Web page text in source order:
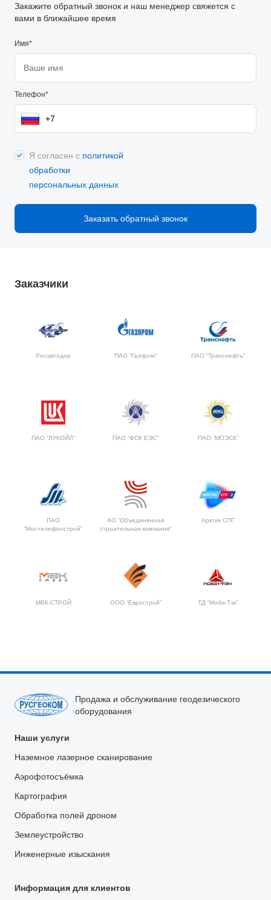
Закажите обратный звонок и наш менеджер свяжется с
вами в ближайшее время
Имя*
Телефон*
Я согласен с политикой
обработки
персональных данных
Заказать обратный звонок
Заказчики
Росавтодор ПАО “Газпром” ПАО “Транснефть”
ПАО “ЛУКОЙЛ” ПАО “ФСК ЕЭС” ПАО “МОЭСК”
ПАО
“Мостелефонстрой”
АО “Объединенная
строительная компания”
Арктик СПГ
МВК-СТРОЙ ООО “Еврострой” ТД “Моби-Тэк”
Продажа и обслуживание геодезического
оборудования
Наши услуги
Наземное лазерное сканирование
Аэрофотосъёмка
Инженерные изыскания
Картография
Обработка полей дроном
Землеустройство
Информация для клиентов